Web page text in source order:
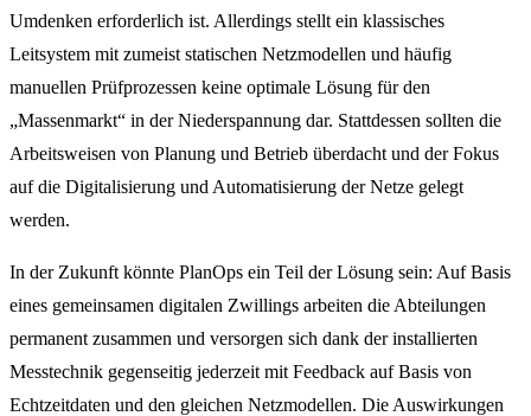
Umdenken erforderlich ist. Allerdings stellt ein klassisches
Leitsystem mit zumeist statischen Netzmodellen und häufig
manuellen Prüfprozessen keine optimale Lösung für den
„Massenmarkt“ in der Niederspannung dar. Stattdessen sollten die
Arbeitsweisen von Planung und Betrieb überdacht und der Fokus
auf die Digitalisierung und Automatisierung der Netze gelegt
werden.
In der Zukunft könnte PlanOps ein Teil der Lösung sein: Auf Basis
eines gemeinsamen digitalen Zwillings arbeiten die Abteilungen
permanent zusammen und versorgen sich dank der installierten
Messtechnik gegenseitig jederzeit mit Feedback auf Basis von
Echtzeitdaten und den gleichen Netzmodellen. Die Auswirkungen